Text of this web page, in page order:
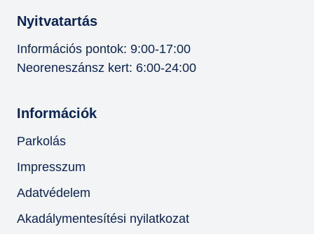
Nyitvatartás
Információs pontok: 9:00-17:00
Neoreneszánsz kert: 6:00-24:00
Információk
Parkolás
Impresszum
Adatvédelem
Akadálymentesítési nyilatkozat